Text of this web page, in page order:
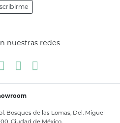
nuestras redes
Bosques de las Lomas, Del. Miguel